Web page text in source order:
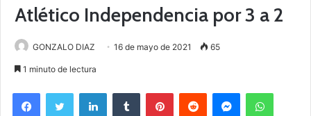
Atlético Independencia por 3 a 2
GONZALO DIAZ 16 de mayo de 2021 65
1 minuto de lectura
FacebookTwitter LinkedInTumblr PinterestReddit Messenger